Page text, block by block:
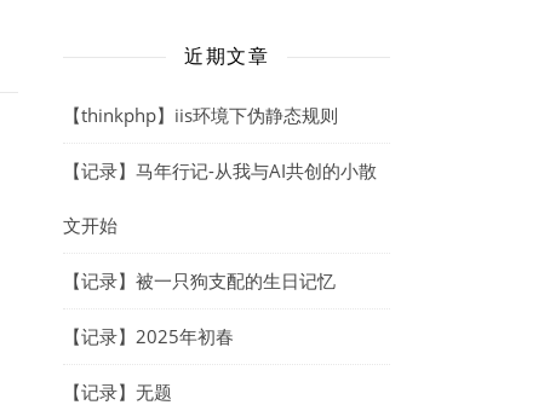
近期文章
【thinkphp】iis环境下伪静态规则
【记录】马年行记-从我与AI共创的小散
文开始
【记录】被一只狗支配的生日记忆
【记录】2025年初春
【记录】无题